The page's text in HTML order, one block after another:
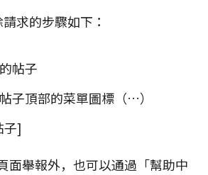
求的步驟如下：
帖子
子頂部的菜單圖標（…）
子]
面舉報外，也可以通過「幫助中